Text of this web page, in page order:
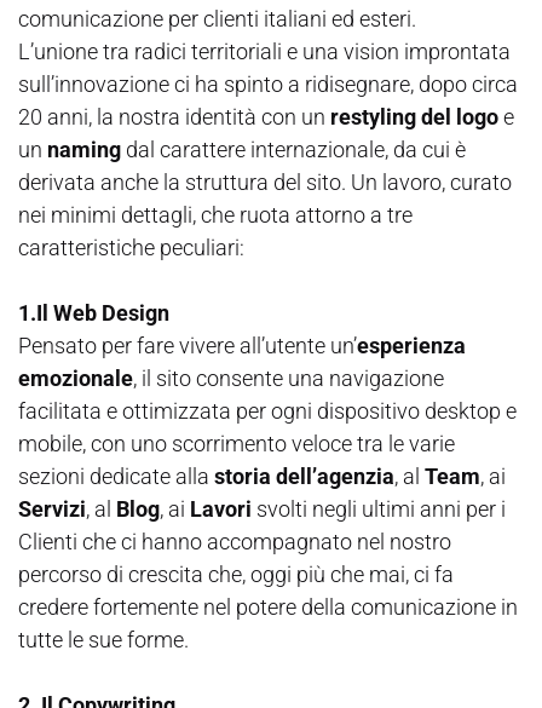
comunicazione per clienti italiani ed esteri.
L’unione tra radici territoriali e una vision improntata
sull’innovazione ci ha spinto a ridisegnare, dopo circa
20 anni, la nostra identità con un restyling del logoe
un naming dal carattere internazionale, da cui è
derivata anche la struttura del sito. Un lavoro, curato
nei minimi dettagli, che ruota attorno a tre
caratteristiche peculiari:
1.Il Web Design
Pensato per fare vivere all’utente un’esperienza
emozionale, il sito consente una navigazione
facilitata e ottimizzata per ogni dispositivo desktop e
mobile, con uno scorrimento veloce tra le varie
sezioni dedicate alla storia dell’agenzia, al Team, ai
Servizi, al Blog, ai Lavori svolti negli ultimi anni per i
Clienti che ci hanno accompagnato nel nostro
percorso di crescita che, oggi più che mai, ci fa
credere fortemente nel potere della comunicazione in
tutte le sue forme.